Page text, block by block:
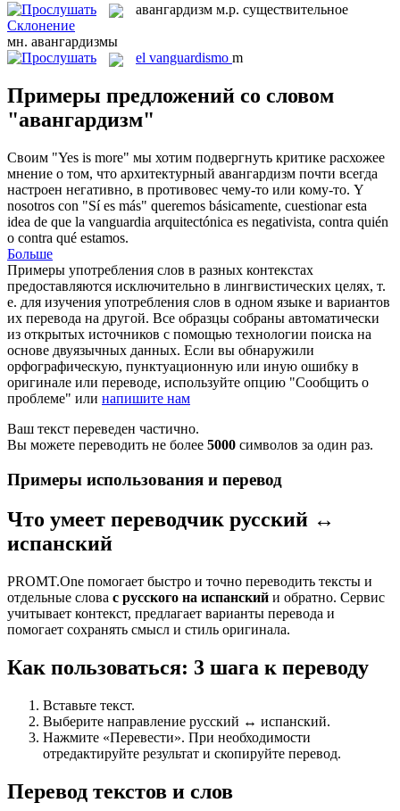
авангардизм м.р. существительное
Склонение
мн. авангардизмы
el vanguardismo m
Примеры предложений со словом
"авангардизм"
Своим "Yes is more" мы хотим подвергнуть критике расхожее
мнение о том, что архитектурный авангардизм почти всегда
настроен негативно, в противовес чему-то или кому-то. Y
nosotros con "Sí es más" queremos básicamente, cuestionar esta
idea de que la vanguardia arquitectónica es negativista, contra quién
o contra qué estamos.
Больше
Примеры употребления слов в разных контекстах
предоставляются исключительно в лингвистических целях, т.
е. для изучения употребления слов в одном языке и вариантов
их перевода на другой. Все образцы собраны автоматически
из открытых источников с помощью технологии поиска на
основе двуязычных данных. Если вы обнаружили
орфографическую, пунктуационную или иную ошибку в
оригинале или переводе, используйте опцию "Сообщить о
проблеме" или напишите нам
Ваш текст переведен частично.
Вы можете переводить не более 5000 символов за один раз.
Примеры использования и перевод
Что умеет переводчик русский ↔
испанский
PROMT.One помогает быстро и точно переводить тексты и
отдельные слова с русского на испанский и обратно. Сервис
учитывает контекст, предлагает варианты перевода и
помогает сохранять смысл и стиль оригинала.
Как пользоваться: 3 шага к переводу
Вставьте текст.
Выберите направление русский ↔ испанский.
Нажмите «Перевести». При необходимости
отредактируйте результат и скопируйте перевод.
Перевод текстов и слов